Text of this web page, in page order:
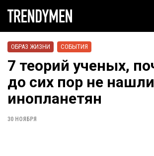
ОБРАЗ ЖИЗНИ СОБЫТИЯ
7 теорий ученых,
до сих пор не нашли
инопланетян
30 НОЯБРЯ